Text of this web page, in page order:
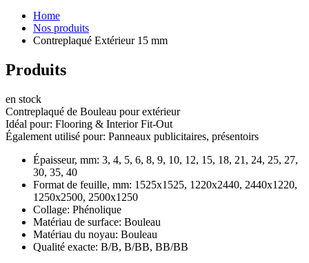
Home
Nos produits
Contreplaqué Extérieur 15 mm
Produits
en stock
Contreplaqué de Bouleau pour extérieur
Idéal pour: Flooring & Interior Fit-Out
Également utilisé pour: Panneaux publicitaires, présentoirs
Épaisseur, mm: 3, 4, 5, 6, 8, 9, 10, 12, 15, 18, 21, 24, 25, 27,
30, 35, 40
Format de feuille, mm: 1525x1525, 1220x2440, 2440x1220,
1250x2500, 2500x1250
Collage: Phénolique
Matériau de surface: Bouleau
Matériau du noyau: Bouleau
Qualité exacte: B/B, B/BB, BB/BB